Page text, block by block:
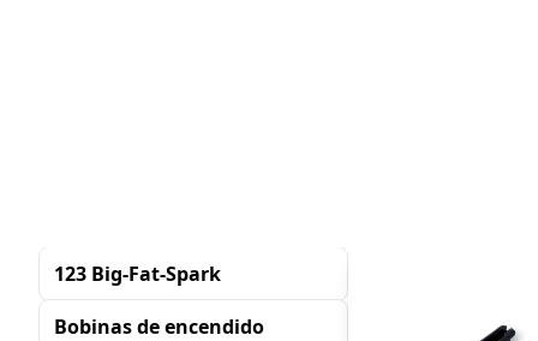
123 Big-Fat-Spark
Bobinas de encendido